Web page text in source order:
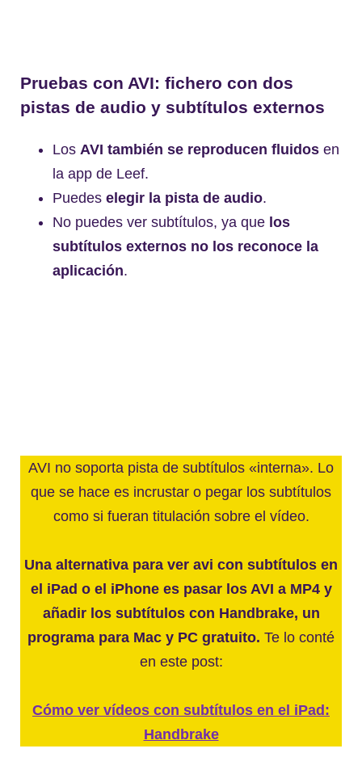
Pruebas con AVI: fichero con dos
pistas de audio y subtítulos externos
Los AVI también se reproducen fluidos en
la app de Leef.
Puedes elegir la pista de audio.
No puedes ver subtítulos, ya que los
subtítulos externos no los reconoce la
aplicación.
AVI no soporta pista de subtítulos «interna». Lo
que se hace es incrustar o pegar los subtítulos
como si fueran titulación sobre el vídeo.
Una alternativa para ver avi con subtítulos en
el iPad o el iPhone es pasar los AVI a MP4 y
añadir los subtítulos con Handbrake, un
programa para Mac y PC gratuito. Te lo conté
en este post:
Cómo ver vídeos con subtítulos en el iPad:
Handbrake